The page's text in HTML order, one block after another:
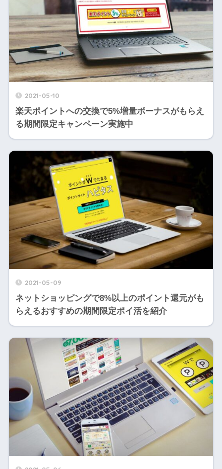
2021-05-10
楽天ポイントへの交換で5%増量ボーナスがもらえ
る期間限定キャンペーン実施中
2021-05-09
ネットショッピングで8%以上のポイント還元がも
らえるおすすめの期間限定ポイ活を紹介